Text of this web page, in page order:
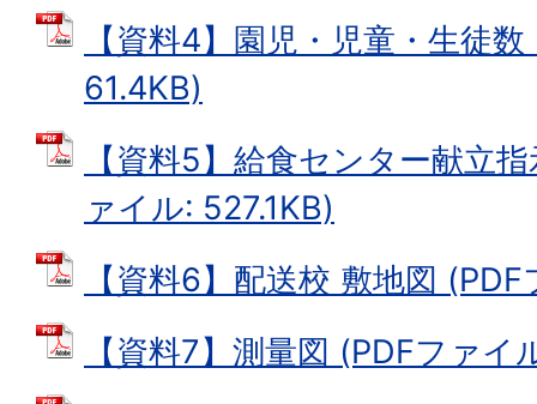
【資料4】園児・児童・生徒
61.4KB)
【資料5】給食センター献立
ァイル: 527.1KB)
【資料6】配送校 敷地図
【資料7】測量図 (PDFファイ